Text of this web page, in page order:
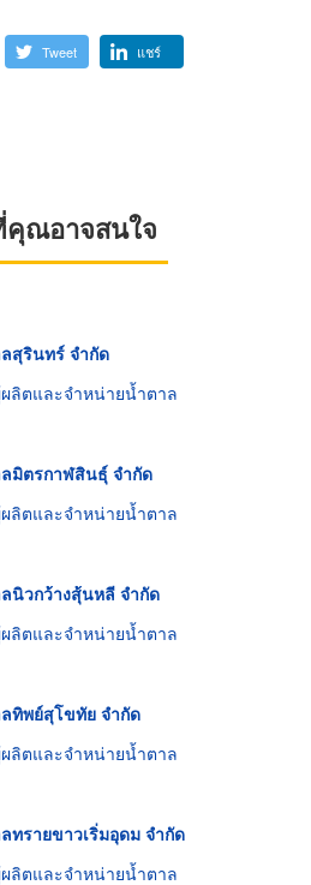
Tweet แชร์
คุณอาจสนใจ
สุรินทร์ จำกัด
ลิตและจำหน่ายน้ำตาล
มิตรกาฬสินธุ์ จำกัด
ลิตและจำหน่ายน้ำตาล
นิวกว้างสุ้นหลี จำกัด
ลิตและจำหน่ายน้ำตาล
ทิพย์สุโขทัย จำกัด
ลิตและจำหน่ายน้ำตาล
ทรายขาวเริ่มอุดม จำกัด
ลิตและจำหน่ายน้ำตาล